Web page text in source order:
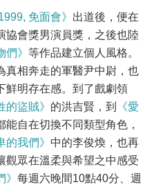
1999, 免面會》 出道後，便在
協會獎男演員獎，之後也陸
們》 等作品建立個人風格。
真相奔走的軍醫尹中尉，也
鮮明存在感。到了戲劇領
的盜賊》 的洪吉賢，到
《愛
能自在切換不同類型角色，
的我們》 中的李俊煥，也再
觀眾在溫柔與希望之中感受
每週六晚間10點40分、週